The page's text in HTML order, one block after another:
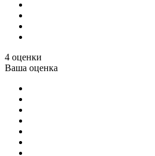
4 оценки
Ваша оценка